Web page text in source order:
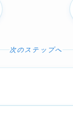
次のステップへ